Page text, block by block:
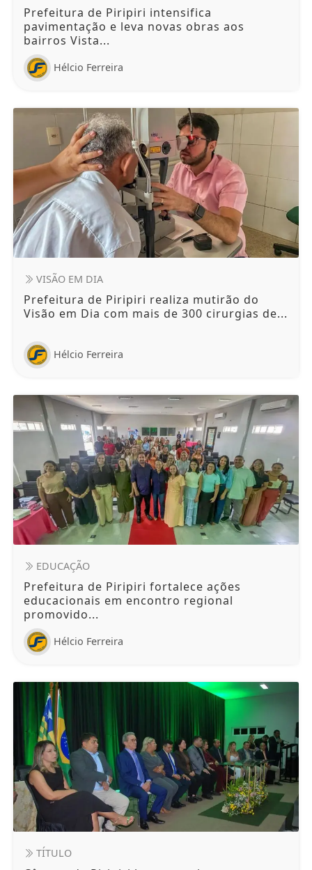
Prefeitura de Piripiri intensifica
pavimentação e leva novas obras aos
bairros Vista...
Hélcio Ferreira
VISÃO EM DIA
Prefeitura de Piripiri realiza mutirão do
Visão em Dia com mais de 300 cirurgias de...
Hélcio Ferreira
EDUCAÇÃO
Prefeitura de Piripiri fortalece ações
educacionais em encontro regional
promovido...
Hélcio Ferreira
TÍTULO